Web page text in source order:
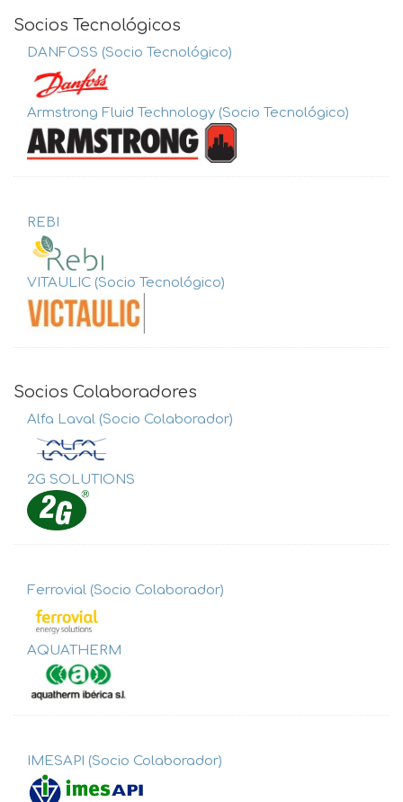
Socios Tecnológicos
DANFOSS (Socio Tecnológico)
Armstrong Fluid Technology (Socio Tecnológico)
REBI
VITAULIC (Socio Tecnológico)
Socios Colaboradores
Alfa Laval (Socio Colaborador)
2G SOLUTIONS
Ferrovial (Socio Colaborador)
AQUATHERM
IMESAPI (Socio Colaborador)